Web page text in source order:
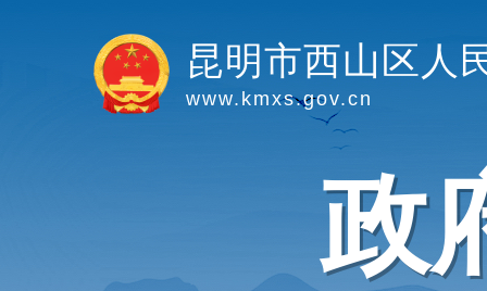
昆明市西山区人
www.kmxs.gov.cn
政